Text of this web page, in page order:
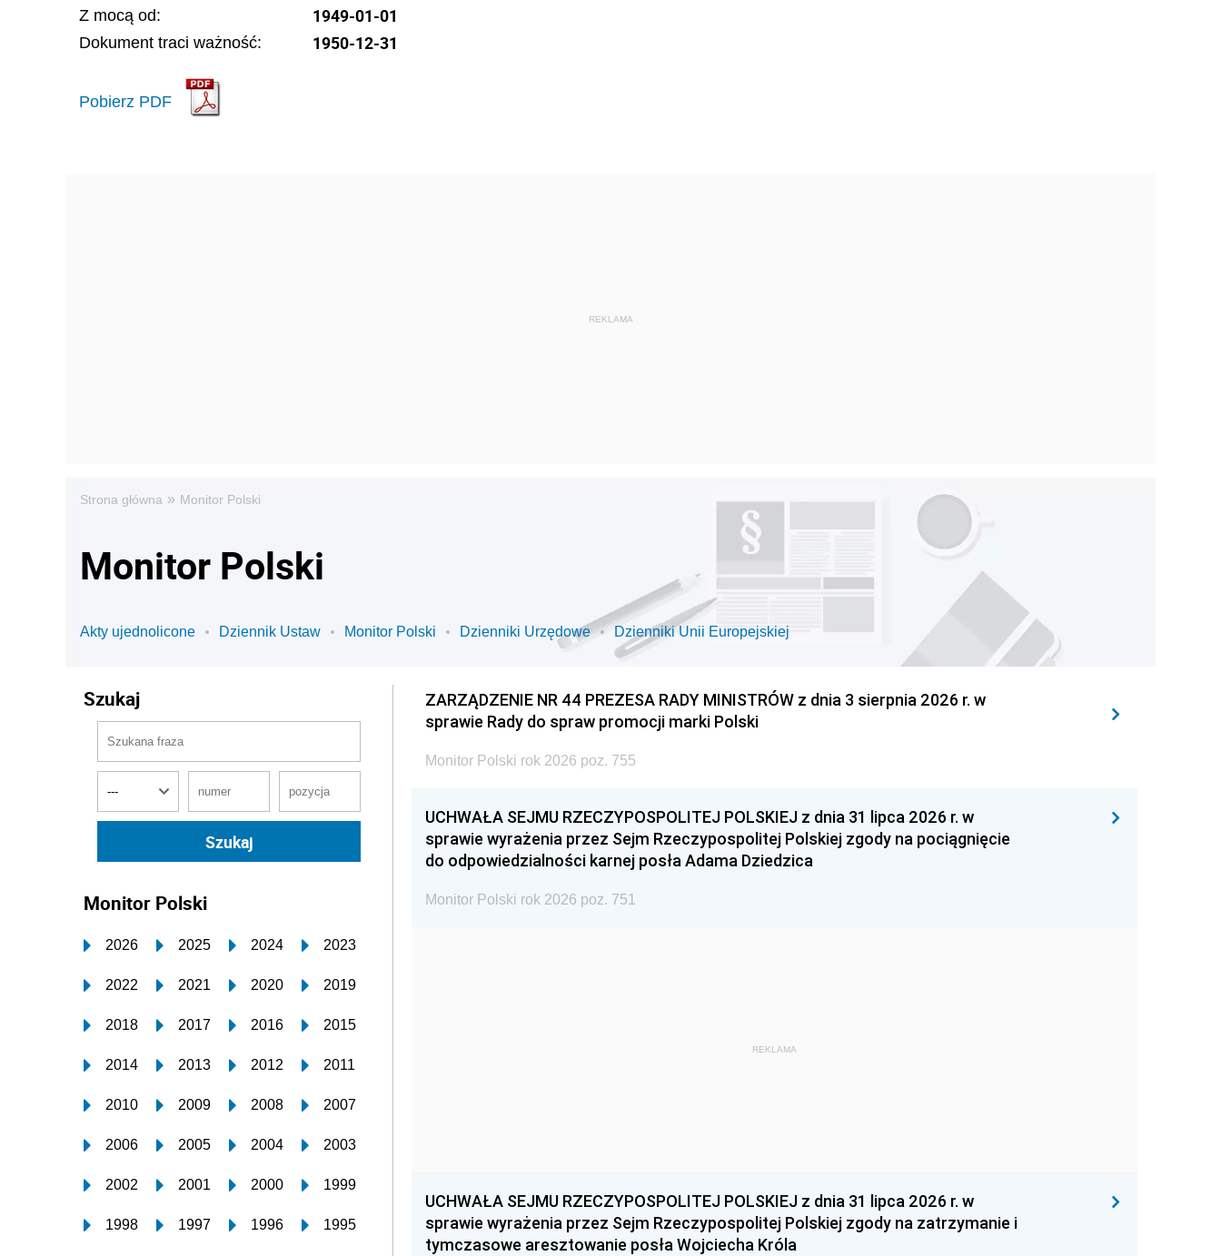
Z mocą od: 1949-01-01
Dokument traci ważność: 1950-12-31
Pobierz PDF
Strona główna » Monitor Polski
Monitor Polski
Akty ujednolicone Dziennik Ustaw Monitor Polski Dzienniki Urzędowe Dzienniki Unii Europejskiej
Szukaj
Monitor Polski
2026 2025 2024 2023
2022 2021 2020 2019
2018 2017 2016 2015
2014 2013 2012 2011
2010 2009 2008 2007
2006 2005 2004 2003
2002 2001 2000 1999
1998 1997 1996 1995
ZARZĄDZENIE NR 44 PREZESA RADY MINISTRÓW z dnia 3 sierpnia 2026 r. w
sprawie Rady do spraw promocji marki Polski
Monitor Polski rok 2026 poz. 755
UCHWAŁA SEJMU RZECZYPOSPOLITEJ POLSKIEJ z dnia 31 lipca 2026 r. w
sprawie wyrażenia przez Sejm Rzeczypospolitej Polskiej zgody na pociągnięcie
do odpowiedzialności karnej posła Adama Dziedzica
Monitor Polski rok 2026 poz. 751
REKLAMA
UCHWAŁA SEJMU RZECZYPOSPOLITEJ POLSKIEJ z dnia 31 lipca 2026 r. w
sprawie wyrażenia przez Sejm Rzeczypospolitej Polskiej zgody na zatrzymanie i
tymczasowe aresztowanie posła Wojciecha Króla